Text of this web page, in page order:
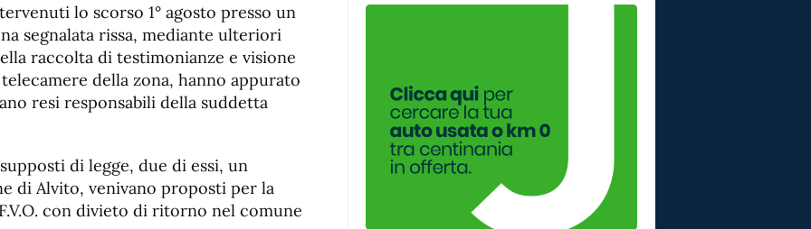
lo scorso 1° agosto presso un
segnalata rissa, mediante ulteriori
raccolta di testimonianze e visione
della zona, hanno appurato
resi responsabili della suddetta
di legge, due di essi, un
di Alvito, venivano proposti per la
con divieto di ritorno nel comune